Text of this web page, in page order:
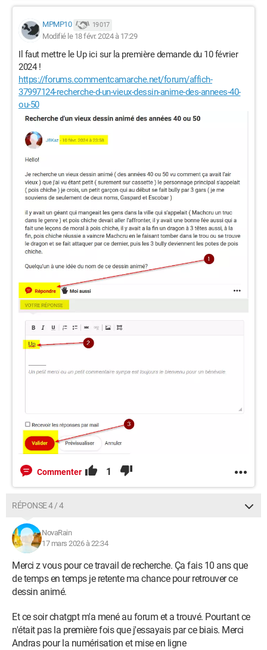
MPMP10 19 017
Modifié le 18 févr. 2024 à 17:29
Il faut mettre le Up ici sur la première demande du 10 février
2024 !
https://forums.commentcamarche.net/forum/affich-
37997124-recherche-d-un-vieux-dessin-anime-des-annees-40-
ou-50
Commenter 1
RÉPONSE 4 / 4
NovaRain
17 mars 2026 à 22:34
Merci z vous pour ce travail de recherche. Ça fais 10 ans que
de temps en temps je retente ma chance pour retrouver ce
dessin animé.
Et ce soir chatgpt m'a mené au forum et a trouvé. Pourtant ce
n'était pas la première fois que j'essayais par ce biais. Merci
Andras pour la numérisation et mise en ligne